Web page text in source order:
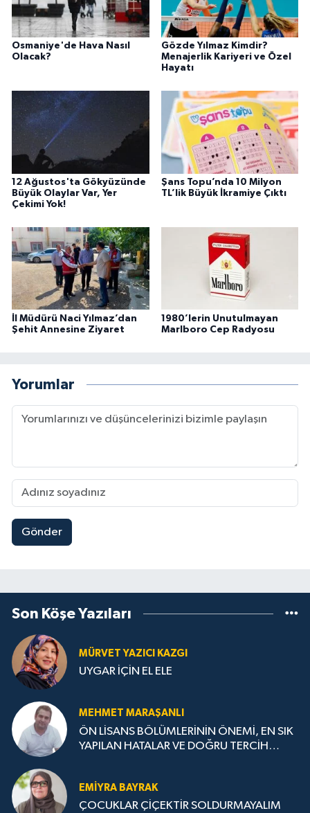
Osmaniye'de Hava Nasıl
Olacak?
Gözde Yılmaz Kimdir?
Menajerlik Kariyeri ve Özel
Hayatı
12 Ağustos'ta Gökyüzünde
Büyük Olaylar Var, Yer
Çekimi Yok!
Şans Topu’nda 10 Milyon
TL’lik Büyük İkramiye Çıktı
İl Müdürü Naci Yılmaz’dan
Şehit Annesine Ziyaret
1980’lerin Unutulmayan
Marlboro Cep Radyosu
Yorumlar
Gönder
Son Köşe Yazıları
MÜRVET YAZICI KAZGI
UYGAR İÇİN EL ELE
MEHMET MARAŞANLI
ÖN LİSANS BÖLÜMLERİNİN ÖNEMİ, EN SIK
YAPILAN HATALAR VE DOĞRU TERCİH
EMIYRA BAYRAK
ÇOCUKLAR ÇİÇEKTİR SOLDURMAYALIM